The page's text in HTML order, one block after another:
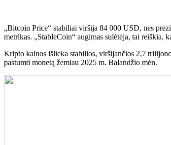
„Bitcoin Price“ stabiliai viršija 84 000 USD, nes
metrikas. „StableCoin“ augimas sulėtėja, tai
Kripto kainos išlieka stabilios, viršijančios 2,7
pastumti monetą žemiau 2025 m. Balandžio mėn.